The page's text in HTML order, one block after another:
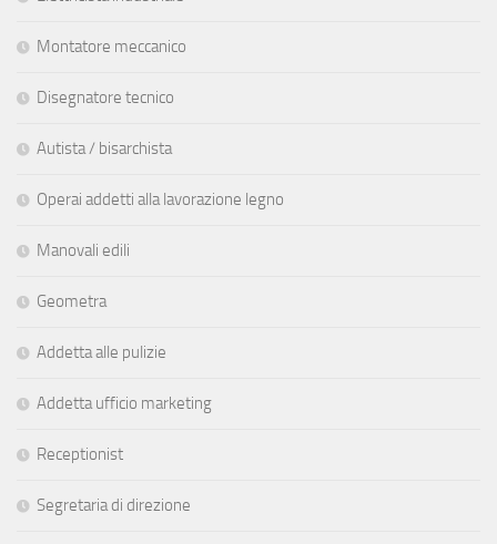
Montatore meccanico
Disegnatore tecnico
Autista / bisarchista
Operai addetti alla lavorazione legno
Manovali edili
Geometra
Addetta alle pulizie
Addetta ufficio marketing
Receptionist
Segretaria di direzione